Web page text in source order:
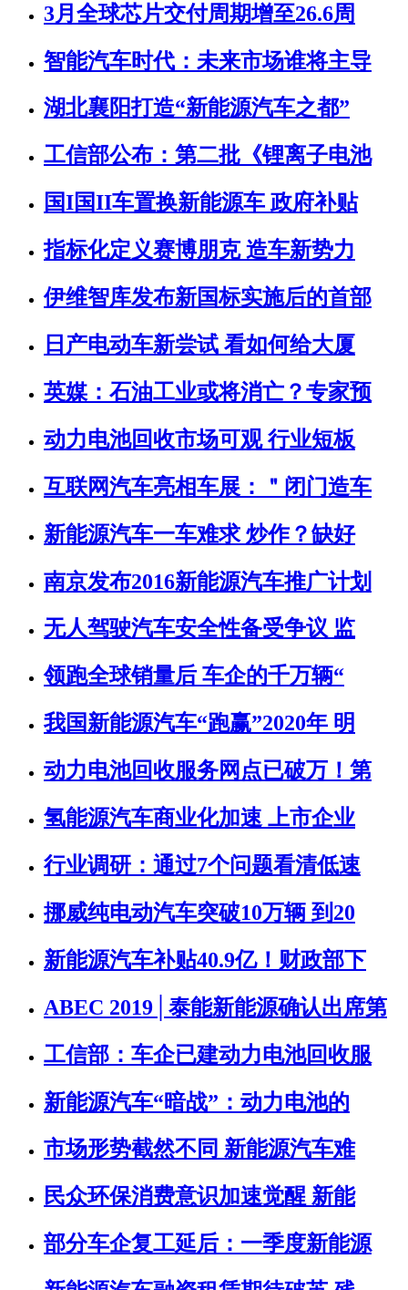
3月全球芯片交付周期增至26.6周
智能汽车时代：未来市场谁将主导
湖北襄阳打造“新能源汽车之都”
工信部公布：第二批《锂离子电池
国I国II车置换新能源车 政府补贴
指标化定义赛博朋克 造车新势力
伊维智库发布新国标实施后的首部
日产电动车新尝试 看如何给大厦
英媒：石油工业或将消亡？专家预
动力电池回收市场可观 行业短板
互联网汽车亮相车展：＂闭门造车
新能源汽车一车难求 炒作？缺好
南京发布2016新能源汽车推广计划
无人驾驶汽车安全性备受争议 监
领跑全球销量后 车企的千万辆“
我国新能源汽车“跑赢”2020年 明
动力电池回收服务网点已破万！第
氢能源汽车商业化加速 上市企业
行业调研：通过7个问题看清低速
挪威纯电动汽车突破10万辆 到20
新能源汽车补贴40.9亿！财政部下
ABEC 2019│泰能新能源确认出席第
工信部：车企已建动力电池回收服
新能源汽车“暗战”：动力电池的
市场形势截然不同 新能源汽车难
民众环保消费意识加速觉醒 新能
部分车企复工延后：一季度新能源